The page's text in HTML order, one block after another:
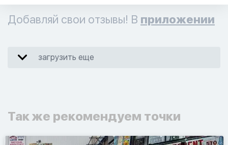
Добавляй свои отзывы! В приложении
загрузить еще
Так же рекомендуем точки